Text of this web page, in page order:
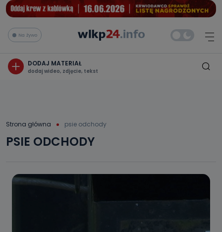
Na żywo
DODAJ MATERIAŁ
dodaj wideo, zdjęcie, tekst
Strona główna psie odchody
PSIE ODCHODY